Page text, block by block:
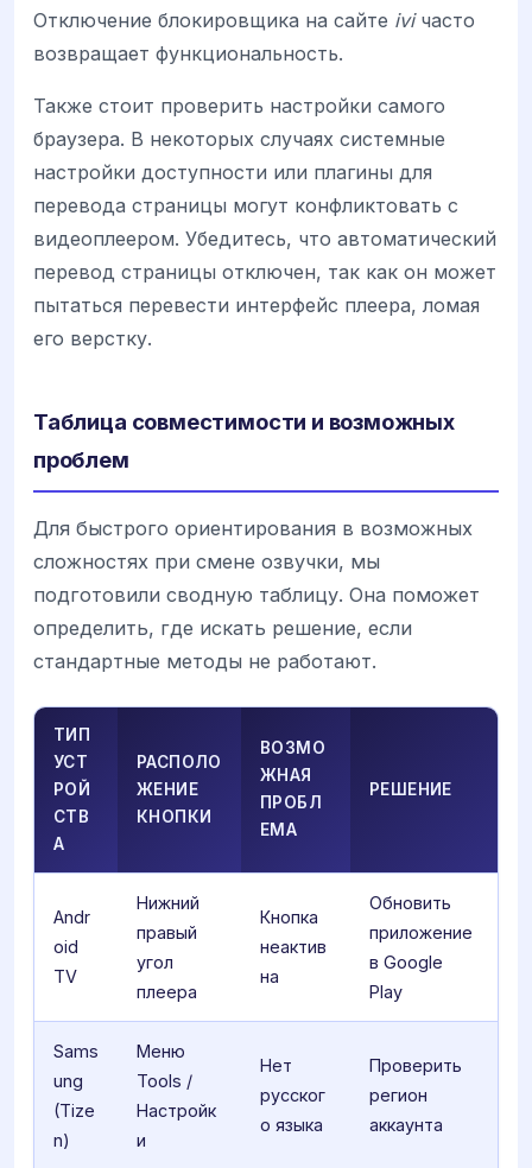
Отключение блокировщика на сайте iviчасто
возвращает функциональность.
Также стоит проверить настройки самого
браузера. В некоторых случаях системные
настройки доступности или плагины для
перевода страницы могут конфликтовать с
видеоплеером. Убедитесь, что автоматический
перевод страницы отключен, так как он может
пытаться перевести интерфейс плеера, ломая
его верстку.
Таблица совместимости и возможных
проблем
Для быстрого ориентирования в возможных
сложностях при смене озвучки, мы
подготовили сводную таблицу. Она поможет
определить, где искать решение, если
стандартные методы не работают.
ТИП
УСТ
РОЙ
СТВ
А
РАСПОЛО
ЖЕНИЕ
КНОПКИ
ВОЗМО
ЖНАЯ
ПРОБЛ
ЕМА
РЕШЕНИЕ
Andr
oid
TV
Нижний
правый
угол
плеера
Кнопка
неактив
на
Обновить
приложение
в Google
Play
Sams
ung
(Tize
n)
Меню
Tools /
Настройк
и
Нет
русског
о языка
Проверить
регион
аккаунта